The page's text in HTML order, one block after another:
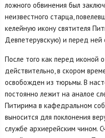
ложного обвинения был
неизвестного старца,
келейную икону святителя
Девпетерувскую) и перед ней
После того как перед иконой
действительно, в скором
освобожден из тюрьмы. В
постоянно лежит на аналое
Питирима в кафедральном
выносится для поклонения
службе архиерейским чином.